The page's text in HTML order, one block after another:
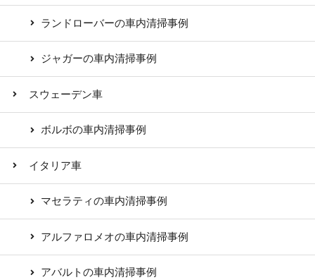
ランドローバーの車内清掃事例
ジャガーの車内清掃事例
スウェーデン車
ボルボの車内清掃事例
イタリア車
マセラティの車内清掃事例
アルファロメオの車内清掃事例
アバルトの車内清掃事例